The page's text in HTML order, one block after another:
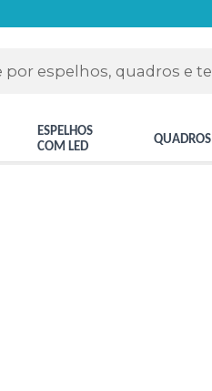
ESPELHOS
COM LED
QUADROS